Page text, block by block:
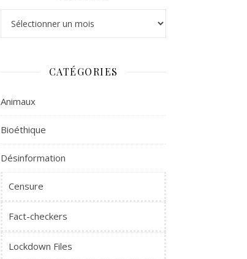
CATÉGORIES
Animaux
Bioéthique
Désinformation
Censure
Fact-checkers
Lockdown Files